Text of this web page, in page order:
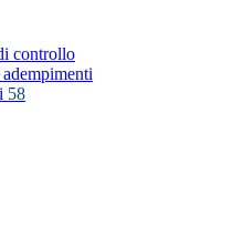
controllo
58